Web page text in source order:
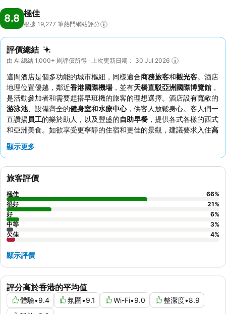
8.8 極佳
根據 19,277 筆熱門網站評分
評價總結
由 AI 總結 1,000+ 則評價所得 · 上次更新日期： 30 Jul 2026
這間酒店是個多功能的城市樞紐，同樣適合商務旅客和觀光客。酒店
地理位置優越，鄰近香港國際機場，並有天橋直駁亞洲國際博覽館 ，
是活動參加者和需要趕搭早班機的旅客的理想選擇。酒店設有寬敞的
游泳池、設備齊全的健身室和水療中心，供客人放鬆身心。客人們一
直讚揚員工的樂於助人，以及豐盛的自助早餐 ，提供各式各樣的西式
和亞洲美食。如欲享受更寧靜的住宿和更佳的景觀，建議要求入住高
顯示更多
評分高於香港的平均值
體驗•9.4 氛圍•9.1 Wi-Fi•9.0 整潔度•8.9
旅客評價
極佳 66%
很好
21%
好
6%
中等
3%
欠佳
4%
顯示評價